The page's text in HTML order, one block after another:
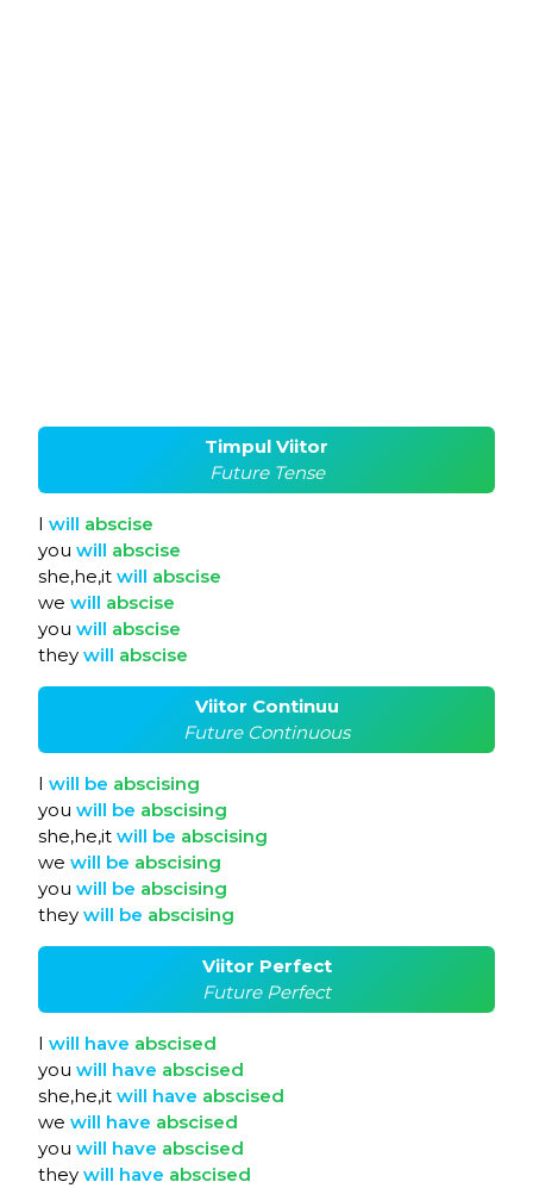
Timpul Viitor
Future Tense
I will abscise
you will abscise
she,he,it will abscise
we will abscise
you will abscise
they will abscise
Viitor Continuu
Future Continuous
I will be abscising
you will be abscising
she,he,it will be abscising
we will be abscising
you will be abscising
they will be abscising
Viitor Perfect
Future Perfect
I will have abscised
you will have abscised
she,he,it will have abscised
we will have abscised
you will have abscised
they will have abscised